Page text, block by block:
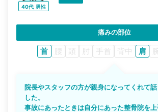
40代 男性
痛みの部位
首 腰 頭 肘 手首 背中 肩
院長やスタッフの方が親身になってくれて
した。
事故にあったときは自分にあった整骨院を